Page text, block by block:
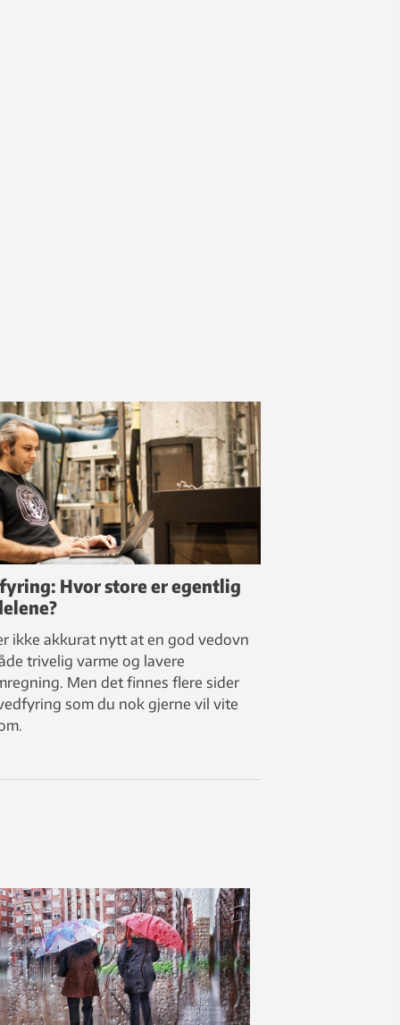
Hvor store er egentlig
ikke akkurat nytt at en god vedovn
trivelig varme og lavere
Men det finnes flere sider
som du nok gjerne vil vite